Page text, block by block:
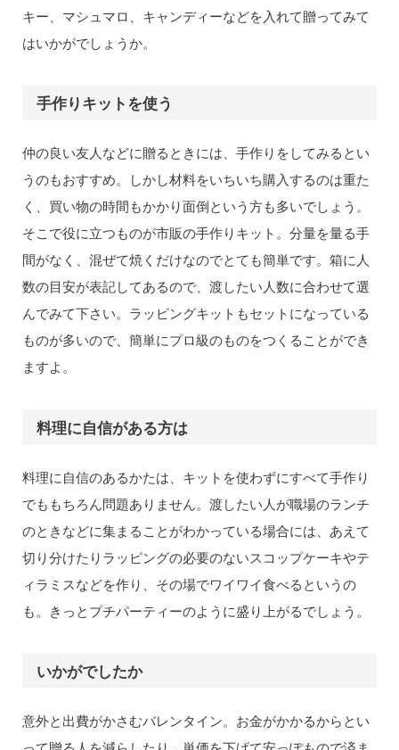
キー、マシュマロ、キャンディーなどを入れて贈ってみて
はいかがでしょうか。
手作りキットを使う
仲の良い友人などに贈るときには、手作りをしてみるとい
うのもおすすめ。しかし材料をいちいち購入するのは重た
く、買い物の時間もかかり面倒という方も多いでしょう。
そこで役に立つものが市販の手作りキット。分量を量る手
間がなく、混ぜて焼くだけなのでとても簡単です。箱に人
数の目安が表記してあるので、渡したい人数に合わせて選
んでみて下さい。ラッピングキットもセットになっている
ものが多いので、簡単にプロ級のものをつくることができ
ますよ。
料理に自信がある方は
料理に自信のあるかたは、キットを使わずにすべて手作り
でももちろん問題ありません。渡したい人が職場のランチ
のときなどに集まることがわかっている場合には、あえて
切り分けたりラッピングの必要のないスコップケーキやテ
ィラミスなどを作り、その場でワイワイ食べるというの
も。きっとプチパーティーのように盛り上がるでしょう。
いかがでしたか
意外と出費がかさむバレンタイン。お金がかかるからとい